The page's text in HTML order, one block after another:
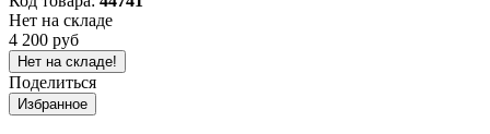
Нет на складе
4 200 руб
Нет на складе!
Поделиться
Избранное